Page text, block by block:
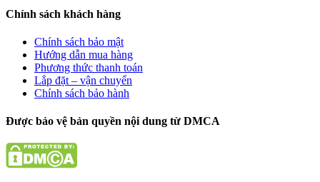
Chính sách khách hàng
Chính sách bảo mật
Hướng dẫn mua hàng
Phương thức thanh toán
Lắp đặt – vận chuyển
Chính sách bảo hành
Được bảo vệ bản quyền nội dung từ DMCA